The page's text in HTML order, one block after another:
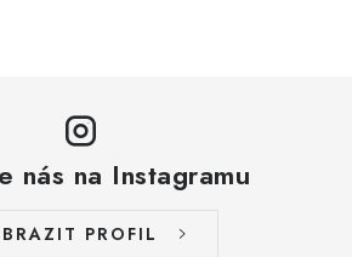
nás na Instagramu
PROFIL